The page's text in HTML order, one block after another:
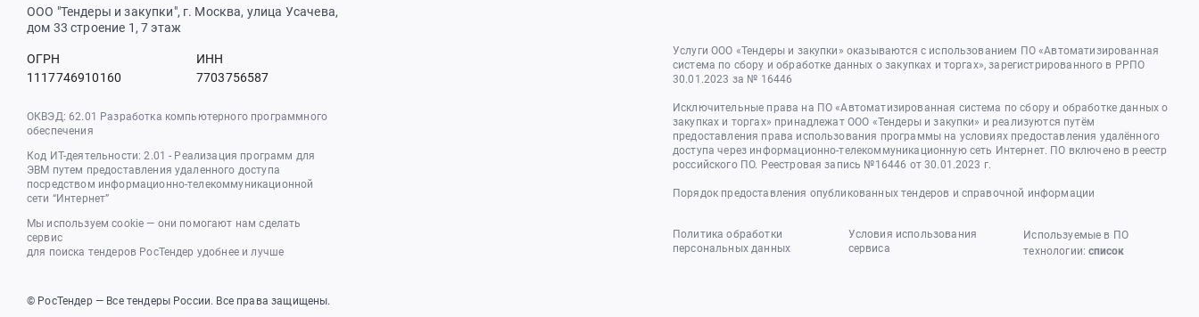
ООО "Тендеры и закупки", г. Москва, улица Усачева,
дом 33 строение 1, 7 этаж
ОГРН
1117746910160
ИНН
7703756587
ОКВЭД: 62.01 Разработка компьютерного программного
обеспечения
Код ИТ-деятельности: 2.01 - Реализация программ для
ЭВМ путем предоставления удаленного доступа
посредством информационно-телекоммуникационной
сети “Интернет”
Мы используем cookie — они помогают нам сделать
сервис
для поиска тендеров РосТендер удобнее и лучше
Услуги ООО «Тендеры и закупки» оказываются с использованием ПО «Автоматизированная
система по сбору и обработке данных о закупках и торгах», зарегистрированного в РРПО
30.01.2023 за № 16446
Исключительные права на ПО «Автоматизированная система по сбору и обработке данных о
закупках и торгах» принадлежат ООО «Тендеры и закупки» и реализуются путём
предоставления права использования программы на условиях предоставления удалённого
доступа через информационно-телекоммуникационную сеть Интернет. ПО включено в реестр
российского ПО. Реестровая запись №16446 от 30.01.2023 г.
Порядок предоставления опубликованных тендеров и справочной информации
Политика обработки
персональных данных
Условия использования
сервиса
Используемые в ПО
технологии:список
© РосТендер — Все тендеры России. Все права защищены.